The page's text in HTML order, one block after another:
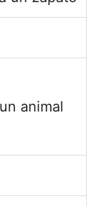
animal